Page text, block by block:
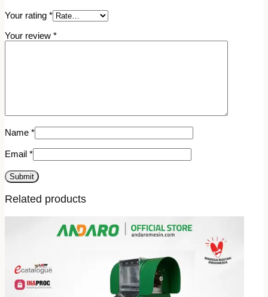
Your rating *
Your review *
Name *
Email *
Related products